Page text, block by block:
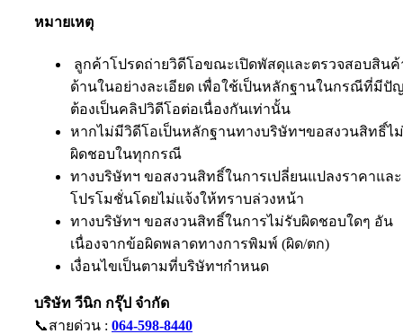
หมายเหตุ
ลูกค้าโปรดถ่ายวิดีโอขณะเปิดพัสดุและตรวจสอบสินค้
ด้านในอย่างละเอียด เพื่อใช้เป็นหลักฐานในกรณีที่มีปั
ต้องเป็นคลิปวิดีโอต่อเนื่องกันเท่านั้น
หากไม่มีวิดีโอเป็นหลักฐานทางบริษัทฯขอสงวนสิทธิ์ไ
ผิดชอบในทุกกรณี
ทางบริษัทฯ ขอสงวนสิทธิ์ในการเปลี่ยนแปลงราคาและ
โปรโมชั่นโดยไม่แจ้งให้ทราบล่วงหน้า
ทางบริษัทฯ ขอสงวนสิทธิ์ในการไม่รับผิดชอบใดๆ อัน
เนื่องจากข้อผิดพลาดทางการพิมพ์ (ผิด/ตก)
เงื่อนไขเป็นตามที่บริษัทฯกำหนด
บริษัท วีนิก กรุ๊ป จำกัด
📞สายด่วน : 064-598-8440